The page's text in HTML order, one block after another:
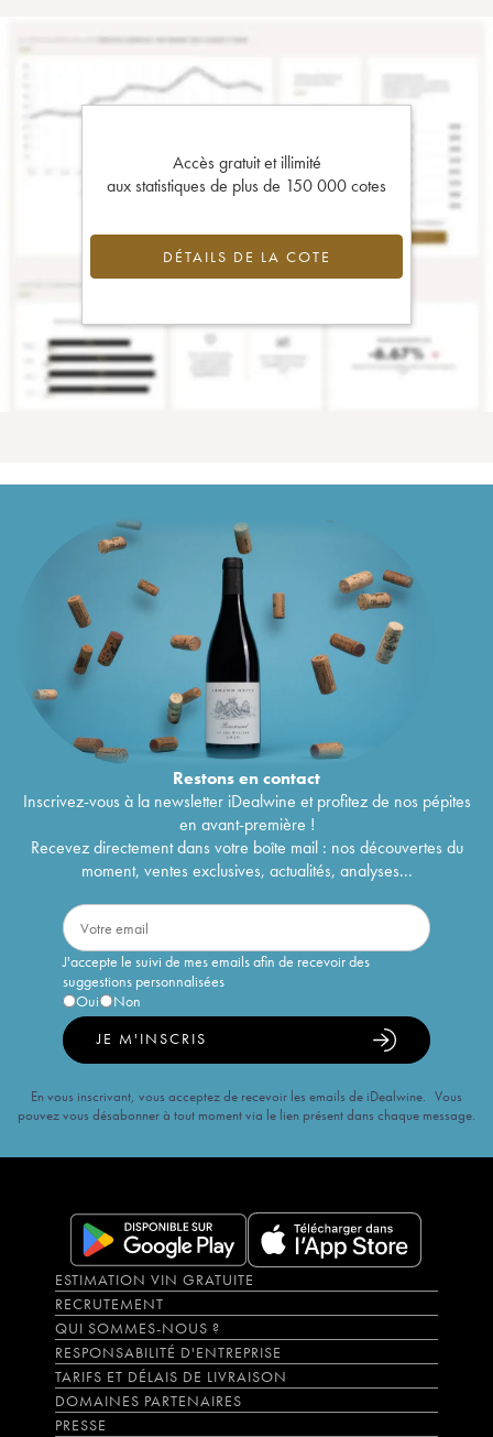
Accès gratuit et illimité
aux statistiques de plus de 150 000 cotes
DÉTAILS DE LA COTE
Restons encontact
Inscrivez-vous à la newsletter iDealwine et profitez de nos pépites
en avant-première !
Recevez directement dans votre boîte mail : nos découvertes du
moment, ventes exclusives, actualités, analyses...
J'accepte le suivi de mes emails afin de recevoir des
suggestions personnalisées
Oui
Non
JE M'INSCRIS
En vous inscrivant, vous acceptez de recevoir les emails de iDealwine. Vous
pouvez vous désabonner à tout moment via le lien présent dans chaque message.
ESTIMATION VIN GRATUITE
RECRUTEMENT
QUI SOMMES-NOUS ?
RESPONSABILITÉ D'ENTREPRISE
TARIFS ET DÉLAIS DE LIVRAISON
DOMAINES PARTENAIRES
PRESSE